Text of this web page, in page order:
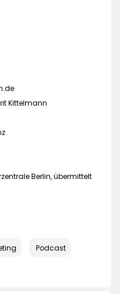
Kittelmann
Berlin, übermittelt
Podcast